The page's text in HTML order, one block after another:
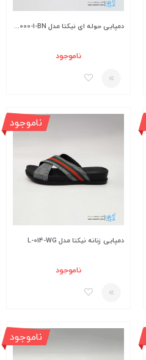
دمپایی حوله ای نیکتا مدل K1-11000-1-BN
ناموجود
دمپایی زنانه نیکتا مدل L-014-WG
ناموجود
ناموجود
ناموجود